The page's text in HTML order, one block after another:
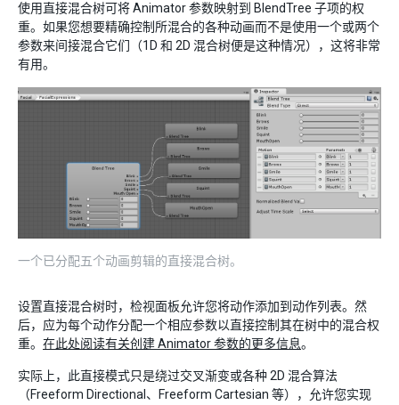
使用直接混合树可将 Animator 参数映射到 BlendTree 子项的权
重。如果您想要精确控制所混合的各种动画而不是使用一个或两个
参数来间接混合它们（1D 和 2D 混合树便是这种情况），这将非常
有用。
一个已分配五个动画剪辑的直接混合树。
设置直接混合树时，检视面板允许您将动作添加到动作列表。然
后，应为每个动作分配一个相应参数以直接控制其在树中的混合权
重。 在此处阅读有关创建 Animator 参数的更多信息。
实际上，此直接模式只是绕过交叉渐变或各种 2D 混合算法
（Freeform Directional、Freeform Cartesian 等），允许您实现